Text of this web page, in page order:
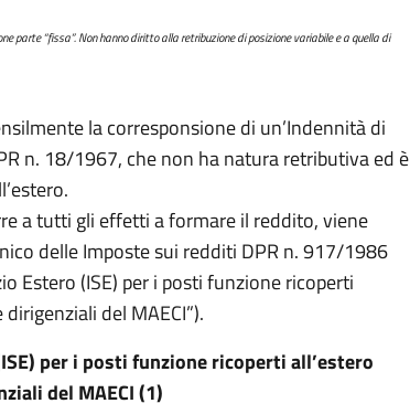
parte “fissa”. Non hanno diritto alla retribuzione di posizione variabile e a quella di
la corresponsione di un’Indennità di
n. 18/1967, che non ha natura retributiva ed è
a tutti gli effetti a formare il reddito, viene
delle Imposte sui redditi DPR n. 917/1986
Estero (ISE) per i posti funzione ricoperti
del MAECI”).
per i posti funzione ricoperti all’estero
del MAECI (1)